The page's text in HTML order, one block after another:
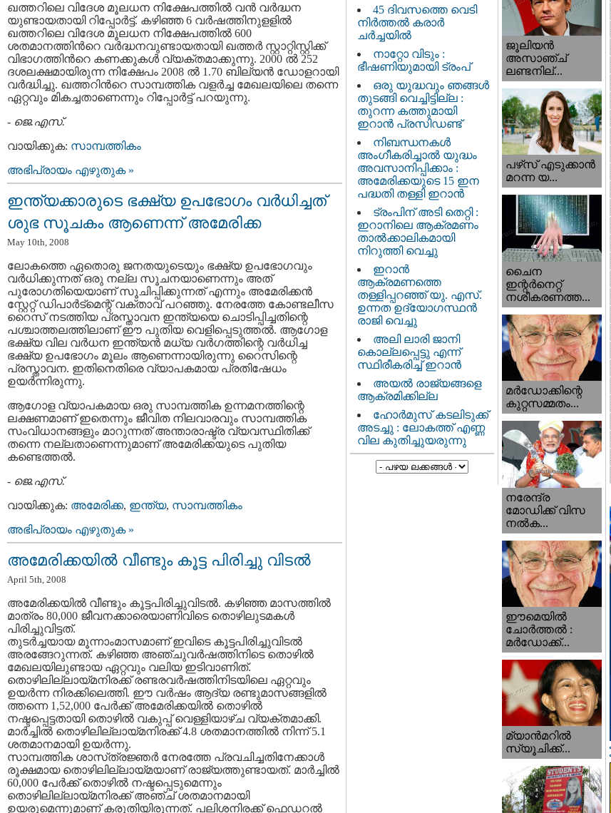
ഖത്തറിലെ വിദേശ മൂലധന നിക്ഷേപത്തില്‍ വന്‍ വര്‍ദ്ധന
യുണ്ടായതായി റിപ്പോര്‍ട്ട്. കഴിഞ്ഞ 6 വര്‍ഷത്തിനുളളില്‍
ഖത്തറിലെ വിദേശ മൂലധന നിക്ഷേപത്തില്‍ 600
ശതമാനത്തിന്‍റെ വര്‍ദ്ധനവുണ്ടായതായി ഖത്തര്‍ സ്റ്റാറ്റിസ്റ്റിക്ക്
വിഭാഗത്തിന്‍റെ കണക്കുകള്‍ വ്യക്തമാക്കുന്നു. 2000 ല്‍ 252
ദശലക്ഷമായിരുന്ന നിക്ഷേപം 2008 ല്‍ 1.70 ബില്യന്‍ ഡോളറായി
വര്‍ദ്ധിച്ചു. ഖത്തറിന്‍റെ സാമ്പത്തിക വളര്‍ച്ച മേഖലയിലെ തന്നെ
ഏറ്റവും മികച്ചതാണെന്നും റിപ്പോര്‍ട്ട് പറയുന്നു.
- ജെ.എസ്.
വായിക്കുക: സാമ്പത്തികം
അഭിപ്രായം എഴുതുക »
ഇന്ത്യക്കാരുടെ ഭക്ഷ്യ ഉപഭോഗം വര്‍ധിച്ചത്
ശുഭ സൂചകം ആണെന്ന് അമേരിക്ക
May 10th, 2008
ലോകത്തെ ഏതൊരു ജനതയുടെയും ഭക്ഷ്യ ഉപഭോഗവും
വര്‍ധിക്കുന്നത് ഒരു നല്ല സൂചനയാണെന്നും അത്
പുരോഗതിയെയാണ് സൂചിപ്പിക്കുന്നത് എന്നും അമേരിക്കന്‍
സ്റ്റേറ്റ് ഡിപാര്‍ട്മെന്റ് വക്താവ് പറഞ്ഞു. നേരത്തേ കോണ്ടലീസ
റൈസ് നടത്തിയ പ്രസ്താവന ഇന്ത്യയെ ചൊടിപ്പിച്ചതിന്റെ
പശ്ചാത്തലത്തിലാണ് ഈ പുതിയ വെളിപ്പെടുത്തല്‍. ആഗോള
ഭക്ഷ്യ വില വര്‍ധന ഇന്ത്യന്‍ മധ്യ വര്‍ഗത്തിന്റെ വര്‍ധിച്ച
ഭക്ഷ്യ ഉപഭോഗം മൂലം ആണെന്നായിരുന്നു റൈസിന്റെ
പ്രസ്താവന. ഇതിനെതിരെ വ്യാപകമായ പ്രതിഷേധം
ഉയര്‍ന്നിരുന്നു.
ആഗോള വ്യാപകമായ ഒരു സാമ്പത്തിക ഉന്നമനത്തിന്റെ
ലക്ഷണമാണ് ഇതെന്നും ജീവിത നിലവാരവും സാമ്പത്തിക
സംവിധാനങ്ങളും മാറുന്നത് അന്താരാഷ്ട്ര വ്യവസ്ഥിതിക്ക്
തന്നെ നല്ലതാണെന്നുമാണ് അമേരിക്കയുടെ പുതിയ
കണ്ടെത്തല്‍.
- ജെ.എസ്.
വായിക്കുക: അമേരിക്ക, ഇന്ത്യ, സാമ്പത്തികം
അഭിപ്രായം എഴുതുക »
അമേരിക്കയില്‍ വീണ്ടും കൂട്ട പിരിച്ചു വിടല്‍
April 5th, 2008
അമേരിക്കയില്‍ വീണ്ടും കൂട്ടപിരിച്ചുവിടല്‍. കഴിഞ്ഞ മാസത്തില്‍
മാത്രം 80,000 ജീവനക്കാരെയാണിവിടെ തൊഴിലുടമകള്‍
പിരിച്ചുവിട്ടത്‌.
തുടര്‍ച്ചയായ മൂന്നാംമാസമാണ്‌ ഇവിടെ കൂട്ടപിരിച്ചുവിടല്‍
അരങ്ങേറുന്നത്‌. കഴിഞ്ഞ അഞ്ചുവര്‍ഷത്തിനിടെ തൊഴില്‍
മേഖലയിലുണ്ടായ ഏറ്റവും വലിയ ഇടിവാണിത്‌.
തൊഴിലില്ലായ്‌മനിരക്ക്‌ രണ്ടരവര്‍ഷത്തിനിടയിലെ ഏറ്റവും
ഉയര്‍ന്ന നിരക്കിലെത്തി. ഈ വര്‍ഷം ആദ്യ രണ്ടുമാസങ്ങളില്‍
ത്തന്നെ 1,52,000 പേര്‍ക്ക്‌ അമേരിക്കയില്‍ തൊഴില്‍
നഷ്ടപ്പെട്ടതായി തൊഴില്‍ വകുപ്പ്‌ വെള്ളിയാഴ്‌ച വ്യക്തമാക്കി.
മാര്‍ച്ചില്‍ തൊഴിലില്ലായ്‌മനിരക്ക്‌ 4.8 ശതമാനത്തില്‍ നിന്ന്‌ 5.1
ശതമാനമായി ഉയര്‍ന്നു.
സാമ്പത്തിക ശാസ്‌ത്രജ്ഞര്‍ നേരത്തേ പ്രവചിച്ചതിനേക്കാള്‍
രൂക്ഷമായ തൊഴിലില്ലായ്‌മയാണ്‌ രാജ്യത്തുണ്ടായത്‌. മാര്‍ച്ചില്‍
60,000 പേര്‍ക്ക്‌ തൊഴില്‍ നഷ്ടപ്പെടുമെന്നും
തൊഴിലില്ലായ്‌മനിരക്ക്‌ അഞ്ച്‌ ശതമാനമായി
ഉയരുമെന്നുമാണ്‌ കരുതിയിരുന്നത്‌. പലിശനിരക്ക്‌ ഫെഡറല്‍
45 ദിവസത്തെ വെടി
നിർത്തൽ കരാര്‍
ചര്‍ച്ചയിൽ
നാറ്റോ വിടും :
ഭീഷണിയുമായി ട്രംപ്
ഒരു യുദ്ധവും ഞങ്ങള്‍
തുടങ്ങി വെച്ചിട്ടില്ല :
തുറന്ന കത്തുമായി
ഇറാൻ പ്രസിഡണ്ട്
നിബന്ധനകൾ
അംഗീകരിച്ചാൽ യുദ്ധം
അവസാനിപ്പിക്കാം :
അമേരിക്കയുടെ 15 ഇന
പദ്ധതി തള്ളി ഇറാൻ
ട്രംപിന് അടി തെറ്റി :
ഇറാനിലെ ആക്രമണം
താൽക്കാലികമായി
നിറുത്തി വെച്ചു
ഇറാന്‍
ആക്രമണത്തെ
തള്ളിപ്പറഞ്ഞ് യു. എസ്.
ഉന്നത ഉദ്യോഗസ്ഥൻ
രാജി വെച്ചു
അലി ലാരി ജാനി
കൊല്ലപ്പെട്ടു എന്ന്
സ്ഥിരീകരിച്ച് ഇറാൻ
അയൽ രാജ്യങ്ങളെ
ആക്രമിക്കില്ല
ഹോർമുസ് കടലിടുക്ക്
അടച്ചു : ലോകത്ത് എണ്ണ
വില കുതിച്ചുയരുന്നു
ജൂലിയന്‍
അസാഞ്ച്
ലണ്ടനില്...
പഴ്‌സ് എടുക്കാന്‍
മറന്ന യ...
ചൈന
ഇന്റർനെറ്റ്
നശീകരണത്ത...
മർഡോക്കിന്റെ
കുറ്റസമ്മതം...
നരേന്ദ്ര
മോഡിക്ക് വിസ
നൽക...
ഈമെയിൽ
ചോർത്തൽ :
മർഡോക്ക്...
മ്യാന്‍‌മറില്‍
സ്യൂചിക്ക്...